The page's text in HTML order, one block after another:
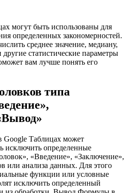
могут быть использованы для
определенных закономерностей.
среднее значение, медиану,
статистические параметры
вам лучше понять его
типа
Google Таблицах может
исключить определенные
«Введение», «Заключение»,
или анализа данных. Для этого
функции или условные
исключить определенный